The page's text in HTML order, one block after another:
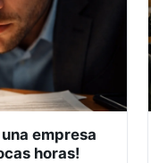
empresa
horas!